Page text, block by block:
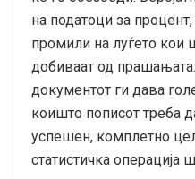
на податоци за
промили на луѓето кои
добиваат од
документот ги дава
коишто пописот треба
успешен, комплетно
статистичка операција